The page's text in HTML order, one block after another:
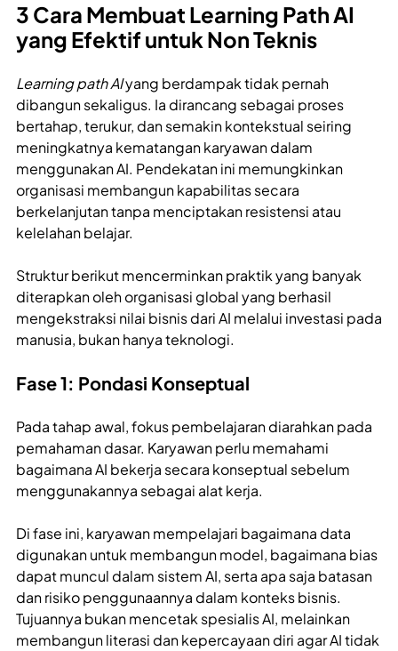
3 Cara Membuat Learning Path AI
yang Efektif untuk Non Teknis
Learning path AIyang berdampak tidak pernah
dibangun sekaligus. Ia dirancang sebagai proses
bertahap, terukur, dan semakin kontekstual seiring
meningkatnya kematangan karyawan dalam
menggunakan AI. Pendekatan ini memungkinkan
organisasi membangun kapabilitas secara
berkelanjutan tanpa menciptakan resistensi atau
kelelahan belajar.
Struktur berikut mencerminkan praktik yang banyak
diterapkan oleh organisasi global yang berhasil
mengekstraksi nilai bisnis dari AI melalui investasi pada
manusia, bukan hanya teknologi.
Fase 1: Pondasi Konseptual
Pada tahap awal, fokus pembelajaran diarahkan pada
pemahaman dasar. Karyawan perlu memahami
bagaimana AI bekerja secara konseptual sebelum
menggunakannya sebagai alat kerja.
Di fase ini, karyawan mempelajari bagaimana data
digunakan untuk membangun model, bagaimana bias
dapat muncul dalam sistem AI, serta apa saja batasan
dan risiko penggunaannya dalam konteks bisnis.
Tujuannya bukan mencetak spesialis AI, melainkan
membangun literasi dan kepercayaan diri agar AI tidak